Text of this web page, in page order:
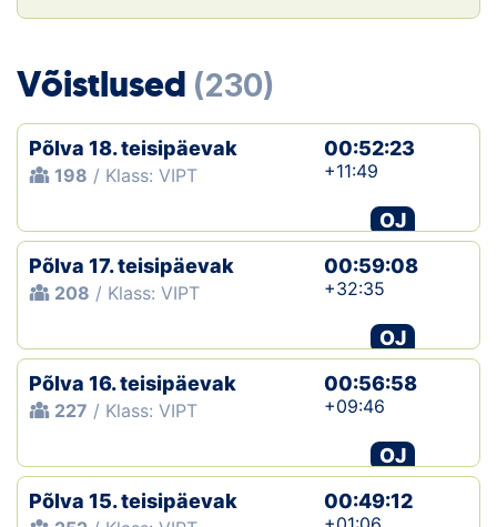
Kaardid
Koondised
Tulemused
Klubid
Võistlused (230)
Põlva 18. teisipäevak
198 / Klass: VIPT
00:52:23
+11:49
OJ
Põlva 17. teisipäevak
208 / Klass: VIPT
00:59:08
+32:35
OJ
Põlva 16. teisipäevak
227 / Klass: VIPT
00:56:58
+09:46
OJ
Põlva 15. teisipäevak
00:49:12